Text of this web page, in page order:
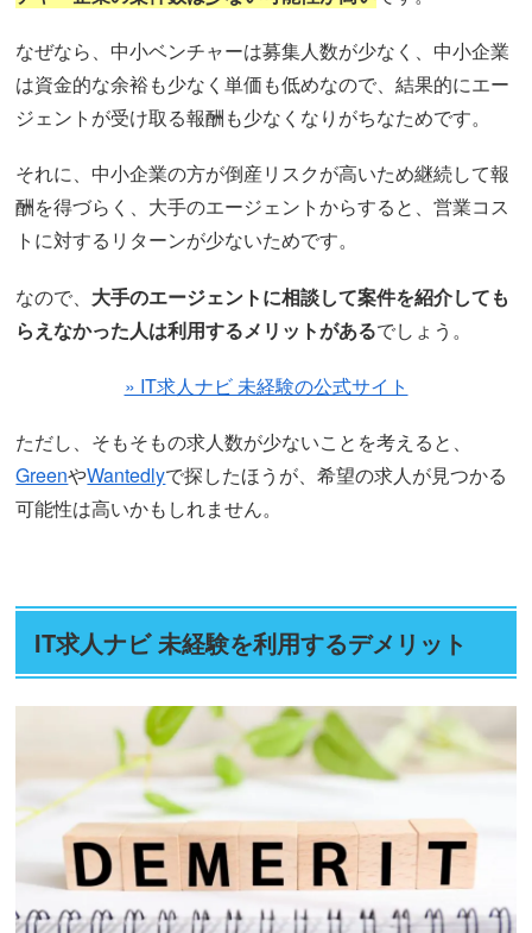
なぜなら、中小ベンチャーは募集人数が少なく、中小企業
は資金的な余裕も少なく単価も低めなので、結果的にエー
ジェントが受け取る報酬も少なくなりがちなためです。
それに、中小企業の方が倒産リスクが高いため継続して報
酬を得づらく、大手のエージェントからすると、営業コス
トに対するリターンが少ないためです。
なので、 大手のエージェントに相談して案件を紹介しても
らえなかった人は利用するメリットがあるでしょう。
» IT求人ナビ 未経験の公式サイト
ただし、そもそもの求人数が少ないことを考えると、
GreenやWantedlyで探したほうが、希望の求人が見つかる
可能性は高いかもしれません。
IT求人ナビ 未経験を利用するデメリット